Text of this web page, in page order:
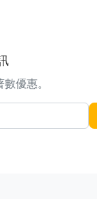
優惠。